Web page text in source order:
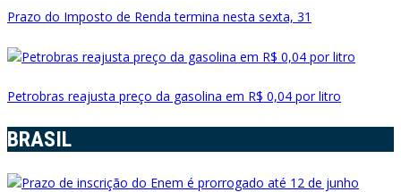
Prazo do Imposto de Renda termina nesta sexta, 31
Petrobras reajusta preço da gasolina em R$ 0,04 por litro
BRASIL